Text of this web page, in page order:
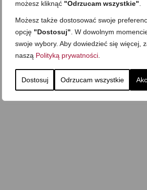
możesz kliknąć "Odrzucam wszystkie"
Możesz także dostosować swoje
opcję "Dostosuj" . W dowolnym
swoje wybory. Aby dowiedzieć się więcej,
naszą Polityką prywatności
Dostosuj Odrzucam wszystkie